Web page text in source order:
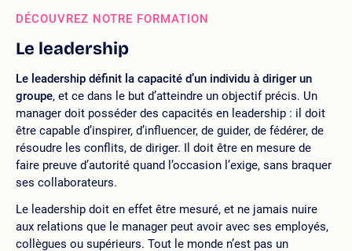
DÉCOUVREZ NOTRE FORMATION
Le leadership
Le leadership définit la capacité d’un individu à diriger un
groupe, et ce dans le but d’atteindre un objectif précis. Un
manager doit posséder des capacités en leadership : il doit
être capable d’inspirer, d’influencer, de guider, de fédérer, de
résoudre les conflits, de diriger. Il doit être en mesure de
faire preuve d’autorité quand l’occasion l’exige, sans braquer
ses collaborateurs.
Le leadership doit en effet être mesuré, et ne jamais nuire
aux relations que le manager peut avoir avec ses employés,
collègues ou supérieurs. Tout le monde n’est pas un